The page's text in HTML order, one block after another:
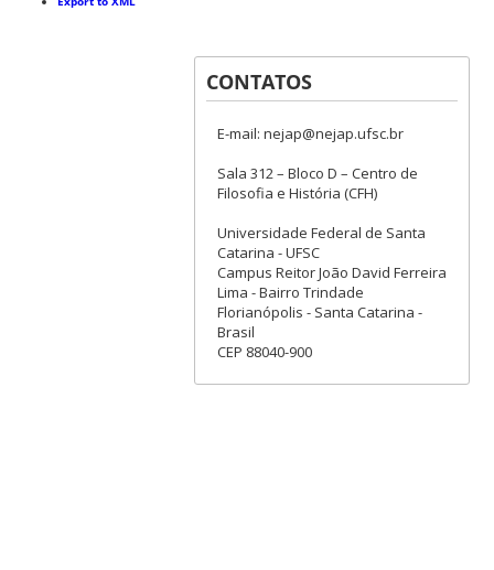
CONTATOS
E-mail: nejap@nejap.ufsc.br
Sala 312 – Bloco D – Centro de
Filosofia e História (CFH)
Universidade Federal de Santa
Catarina - UFSC
Campus Reitor João David Ferreira
Lima - Bairro Trindade
Florianópolis - Santa Catarina -
Brasil
CEP 88040-900